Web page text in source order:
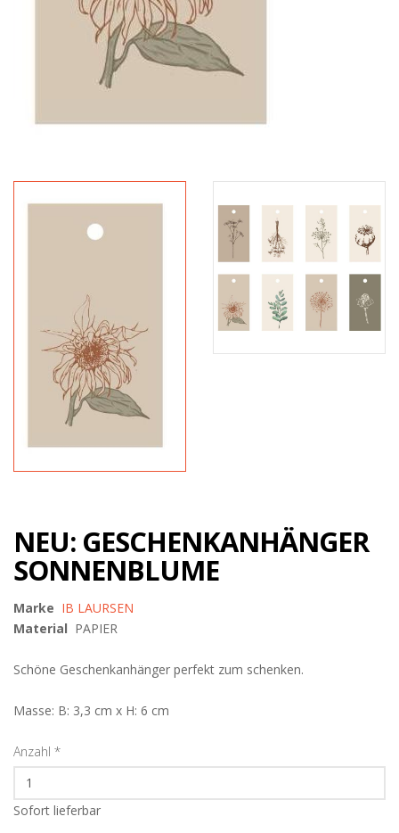
NEU: GESCHENKANHÄNGER
SONNENBLUME
Marke IB LAURSEN
Material PAPIER
Schöne Geschenkanhänger perfekt zum schenken.
Masse: B: 3,3 cm x H: 6 cm
Anzahl *
Sofort lieferbar